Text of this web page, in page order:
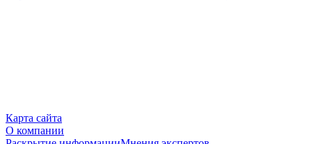
Карта сайта
О компании